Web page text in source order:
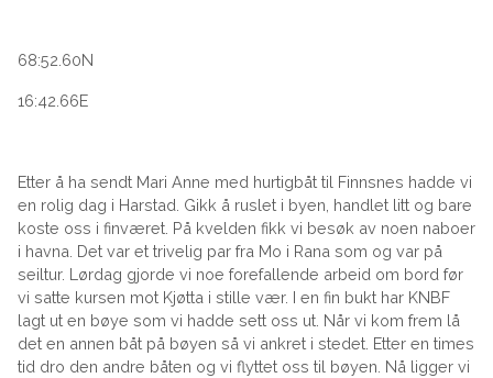
68:52.60N
16:42.66E
Etter å ha sendt Mari Anne med hurtigbåt til Finnsnes hadde vi
en rolig dag i Harstad. Gikk å ruslet i byen, handlet litt og bare
koste oss i finværet. På kvelden fikk vi besøk av noen naboer
i havna. Det var et trivelig par fra Mo i Rana som og var på
seiltur. Lørdag gjorde vi noe forefallende arbeid om bord før
vi satte kursen mot Kjøtta i stille vær. I en fin bukt har KNBF
lagt ut en bøye som vi hadde sett oss ut. Når vi kom frem lå
det en annen båt på bøyen så vi ankret i stedet. Etter en times
tid dro den andre båten og vi flyttet oss til bøyen. Nå ligger vi